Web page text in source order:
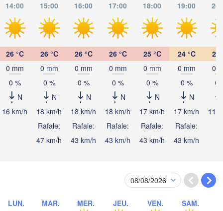
14:00 15:00 16:00 17:00 18:00 19:00
26 °C
0 mm
0 %
N
16 km/h
26 °C
0 mm
0 %
N
18 km/h
Rafale:
47 km/h
26 °C
0 mm
0 %
N
18 km/h
Rafale:
43 km/h
26 °C
0 mm
0 %
N
18 km/h
Rafale:
43 km/h
25 °C
0 mm
0 %
N
17 km/h
Rafale:
43 km/h
24 °C
0 mm
0 %
N
17 km/h
Rafale:
43 km/h
23
0
0
11
LUN. MAR. MER. JEU. VEN. SAM.
Београд
Скопје
(Skopje)
Tiranë
Ниш
(Niš)
Sarajevo
Podgorica
Split
Banja Luka
SERBIE
BOSNIE-
HERZÉGOVINE
MACÉDOINE
Πάτρα
(Larissa)
GRÈCE
София
(Sofia)
Craiova
Плевен
(Pleven)
(Plovdiv)
(Thessaloniki)